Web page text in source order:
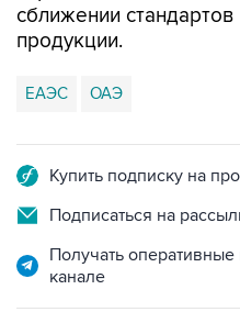
сближении
продукции.
ЕАЭС ОАЭ
Купить подписку на
Подписаться на
Получать
канале